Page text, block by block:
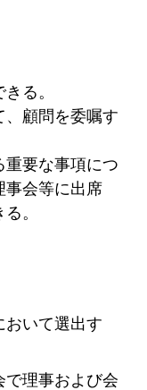
る。
、顧問を委嘱す
重要な事項につ
事会等に出席
。
おいて選出す
で理事および会